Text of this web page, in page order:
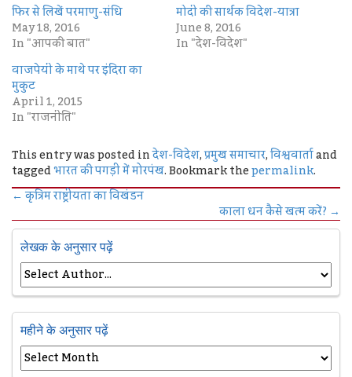
फिर से लिखें परमाणु-संधि
May 18, 2016
In "आपकी बात"
मोदी की सार्थक विदेश-यात्रा
June 8, 2016
In "देश-विदेश"
वाजपेयी के माथे पर इंदिरा का
मुकुट
April 1, 2015
In "राजनीति"
This entry was posted inदेश-विदेश,प्रमुख समाचार,विश्ववार्ताand
taggedभारत की पगड़ी में मोरपंख. Bookmark thepermalink.
←कृत्रिम राष्ट्रीयता का विखंडन
काला धन कैसे खत्म करें? →
लेखक के अनुसार पढ़ें
महीने के अनुसार पढ़ें